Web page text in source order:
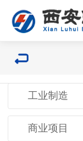
工业制造
商业项目